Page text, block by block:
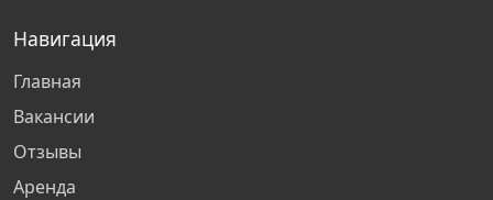
Хабаровск
Набережные Челны
Навигация
Главная
Вакансии
Отзывы
Аренда